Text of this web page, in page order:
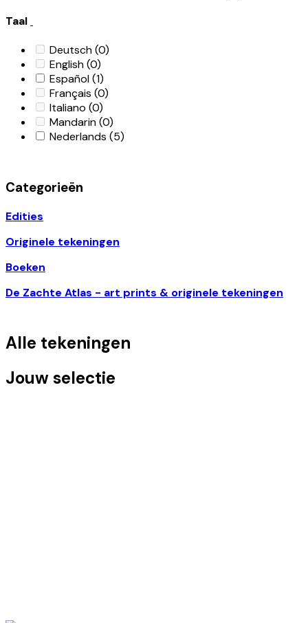
Taal
Deutsch(0)
English(0)
Español(1)
Français (0)
Italiano (0)
Mandarin(0)
Nederlands (5)
Categorieën
Edities
Originele tekeningen
Boeken
De Zachte Atlas - art prints & originele tekeningen
Alle tekeningen
Jouw selectie